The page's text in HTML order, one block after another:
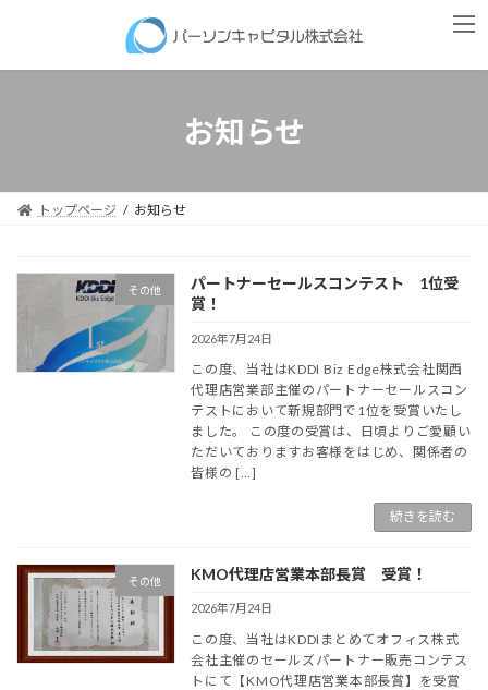
ン
ー
お知らせ
トップページ お知らせ
その他
パートナーセールスコンテスト 1位受
賞！
2026年7月24日
この度、当社はKDDI Biz Edge株式会社関西
代理店営業部主催のパートナーセールスコン
テストにおいて新規部門で1位を受賞いたし
ました。 この度の受賞は、日頃よりご愛顧い
ただいておりますお客様をはじめ、関係者の
皆様の […]
続きを読む
その他 KMO代理店営業本部長賞 受賞！
2026年7月24日
この度、当社はKDDIまとめてオフィス株式
会社主催のセールズパートナー販売コンテス
トにて【KMO代理店営業本部長賞】を受賞